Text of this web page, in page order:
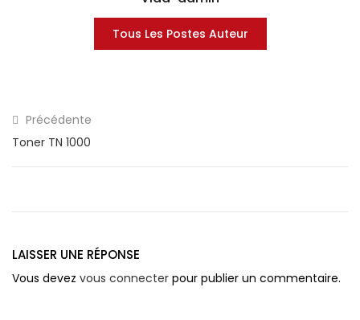
Tous Les Postes Auteur
Précédente
Toner TN 1000
LAISSER UNE RÉPONSE
Vous devez vous connecter pour publier un commentaire.